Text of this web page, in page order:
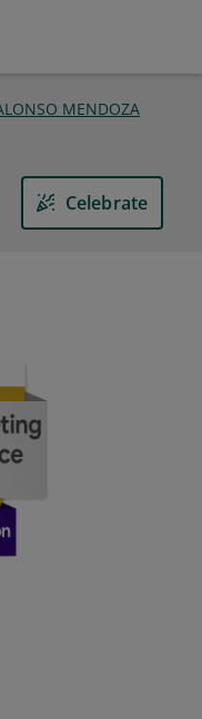
MENDOZA
Celebrate